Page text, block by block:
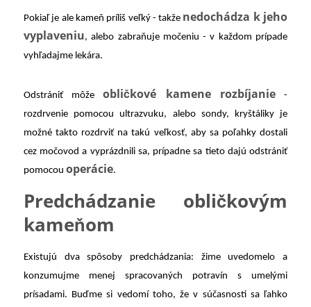
Pokiaľ je ale kameň príliš veľký - takže nedochádza k jeho
vyplaveniu, alebo zabraňuje močeniu - v každom prípade
vyhľadajme lekára.
Odstrániť môžeobličkové kamene rozbíjanie-
rozdrvenie pomocou ultrazvuku, alebo sondy, kryštáliky je
možné takto rozdrviť na takú veľkosť, aby sa poľahky dostali
cez močovod a vyprázdnili sa, prípadne sa tieto dajú odstrániť
pomocou operácie.
Predchádzanie obličkovým
kameňom
Existujú dva spôsoby predchádzania: žime uvedomelo a
konzumujme menej spracovaných potravín s umelými
prísadami. Buďme si vedomí toho, že v súčasnosti sa ľahko